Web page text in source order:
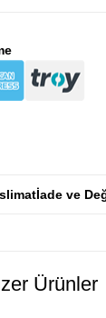
İade ve
Ürünler